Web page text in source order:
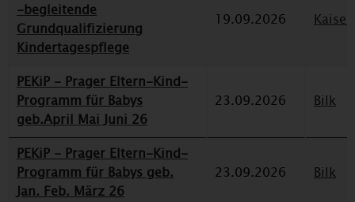
-begleitende
Grundqualifizierung
Kindertagespflege
19.09.2026
PEKiP - Prager Eltern-Kind-
Programm für Babys
geb.April Mai Juni 26
23.09.2026 Bilk
PEKiP - Prager Eltern-Kind-
Programm für Babys geb.
Jan. Feb. März 26
23.09.2026 Bilk